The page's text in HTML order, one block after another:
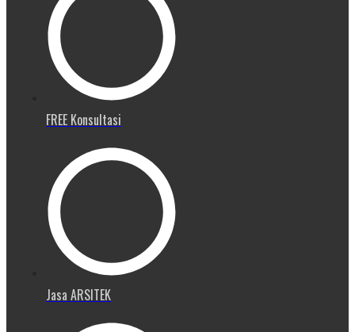
FREE Konsultasi
Jasa ARSITEK